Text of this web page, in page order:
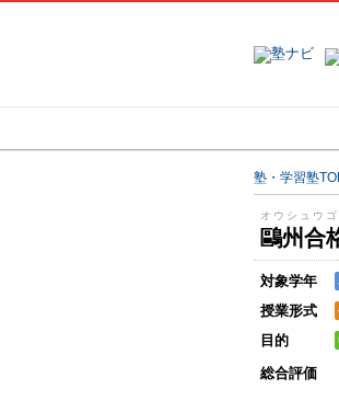
塾・学習塾
オウシュウ
鷗州合
対象学年
授業形式
目的
総合評価